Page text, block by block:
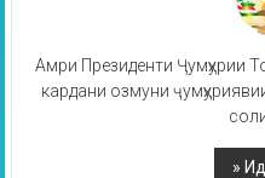
Амри Президенти Ҷумҳурии
кардани озмуни